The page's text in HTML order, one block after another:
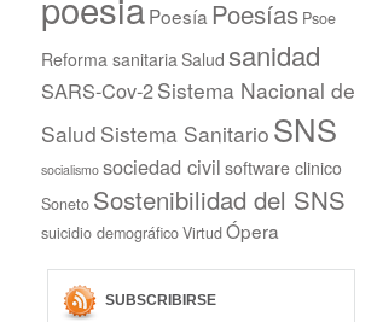
Poesía Poesías Psoe
Reforma sanitariaSalud sanidad
SARS-Cov-2Sistema Nacional de
Salud Sistema Sanitario SNS
socialismo sociedad civil software clinico
Soneto Sostenibilidad del SNS
suicidio demográficoVirtudÓpera
SUBSCRIBIRSE